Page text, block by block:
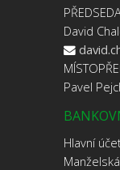
David
Pavel
Hlavní